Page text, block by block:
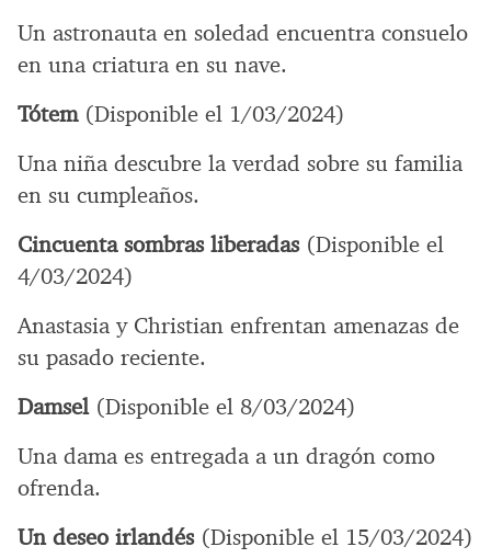
Un astronauta en soledad encuentra consuelo
en una criatura en su nave.
Tótem(Disponible el 1/03/2024)
Una niña descubre la verdad sobre su familia
en su cumpleaños.
Cincuenta sombras liberadas(Disponible el
4/03/2024)
Anastasia y Christian enfrentan amenazas de
su pasado reciente.
Damsel(Disponible el 8/03/2024)
Una dama es entregada a un dragón como
ofrenda.
Un deseo irlandés(Disponible el 15/03/2024)